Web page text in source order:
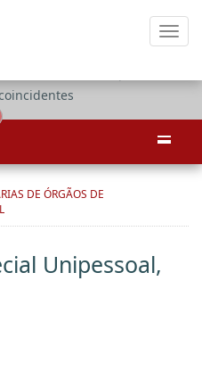
DE ÓRGÃOS DE
Unipessoal,